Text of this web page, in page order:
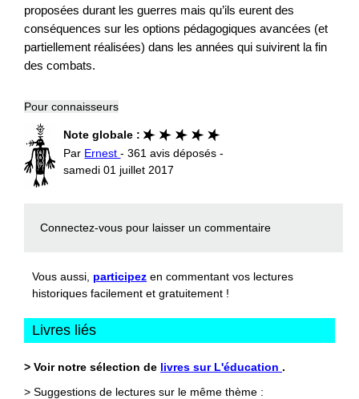
proposées durant les guerres mais qu’ils eurent des
conséquences sur les options pédagogiques avancées (et
partiellement réalisées) dans les années qui suivirent la fin
des combats.
Pour connaisseurs
Note globale :
Par Ernest- 361 avis déposés -
samedi 01 juillet 2017
Connectez-vous pour laisser un commentaire
Vous aussi, participez en commentant vos lectures
historiques facilement et gratuitement !
Livres liés
> Voir notre sélection de livres sur L'éducation .
> Suggestions de lectures sur le même thème :